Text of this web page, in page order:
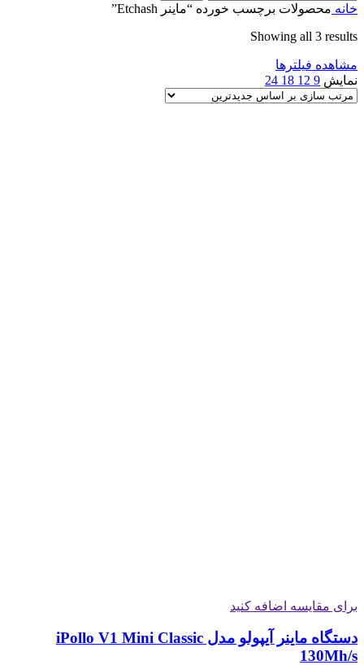
خانه محصولات برچسب خورده “ماینر Etchash”
Showing all 3 results
مشاهده فیلترها
نمایش 9
12
18
24
برای مقایسه اضافه کنید
دستگاه ماینر آیپولو مدل iPollo V1 Mini Classic
130Mh/s